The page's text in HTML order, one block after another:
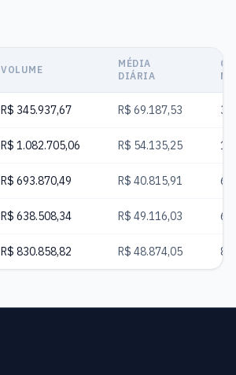
VOLUME
MÉDIA
DIÁRIA
R$ 345.937,67 R$ 69.187,53
R$ 1.082.705,06 R$ 54.135,25
R$ 693.870,49 R$ 40.815,91
R$ 638.508,34 R$ 49.116,03
R$ 830.858,82 R$ 48.874,05